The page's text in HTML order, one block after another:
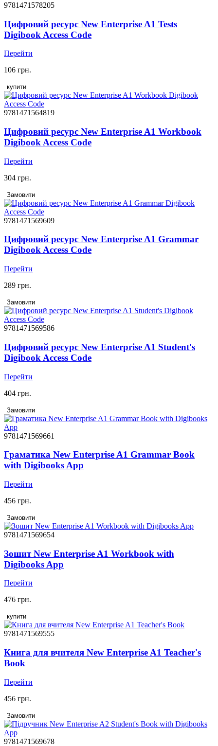
9781471578205
Цифровий ресурс New Enterprise A1 Tests
Digibook Access Code
Перейти
106 грн.
купити
9781471564819
Цифровий ресурс New Enterprise A1 Workbook
Digibook Access Code
Перейти
304 грн.
Замовити
9781471569609
Цифровий ресурс New Enterprise A1 Grammar
Digibook Access Code
Перейти
289 грн.
Замовити
9781471569586
Цифровий ресурс New Enterprise A1 Student's
Digibook Access Code
Перейти
404 грн.
Замовити
9781471569661
Граматика New Enterprise A1 Grammar Book
with Digibooks App
Перейти
456 грн.
Замовити
9781471569654
Зошит New Enterprise A1 Workbook with
Digibooks App
Перейти
476 грн.
купити
9781471569555
Книга для вчителя New Enterprise A1 Teacher's
Book
Перейти
456 грн.
Замовити
9781471569678